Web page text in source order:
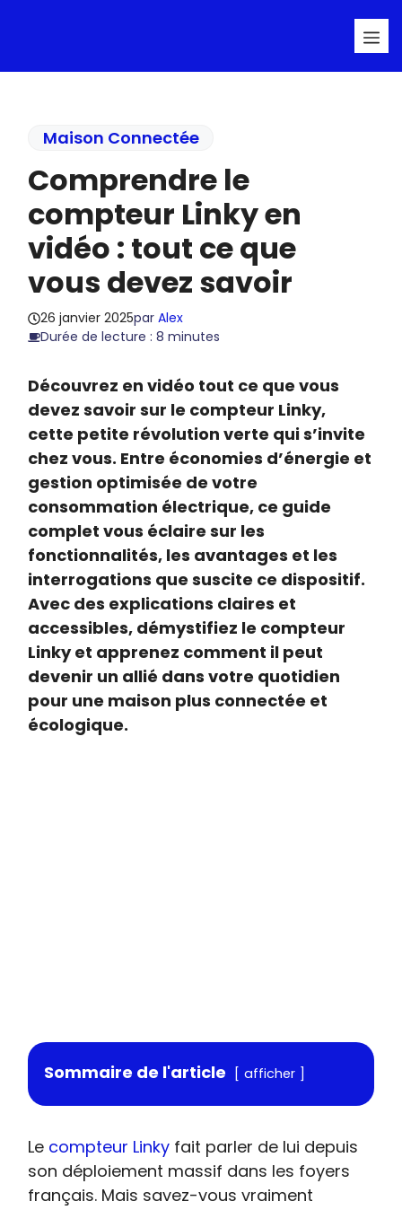
Maison Connectée
Comprendre le
compteur Linky en
vidéo : tout ce que
vous devez savoir
26 janvier 2025parAlex
Durée de lecture : 8 minutes
Découvrez en vidéo tout ce que vous
devez savoir sur le compteur Linky,
cette petite révolution verte qui s’invite
chez vous. Entre économies d’énergie et
gestion optimisée de votre
consommation électrique, ce guide
complet vous éclaire sur les
fonctionnalités, les avantages et les
interrogations que suscite ce dispositif.
Avec des explications claires et
accessibles, démystifiez le compteur
Linky et apprenez comment il peut
devenir un allié dans votre quotidien
pour une maison plus connectée et
écologique.
Sommaire de l'article afficher
Le compteur Linky fait parler de lui depuis
son déploiement massif dans les foyers
français. Mais savez-vous vraiment